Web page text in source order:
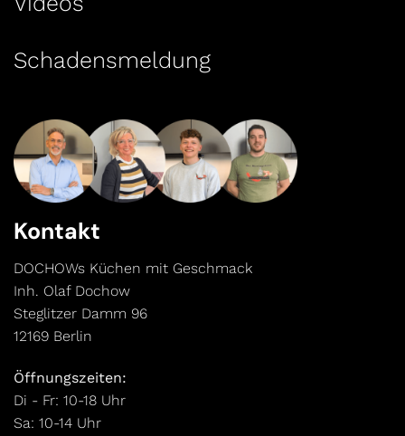
Schadensmeldung
Kontakt
DOCHOWs Küchen mit Geschmack
Inh. Olaf Dochow
Steglitzer Damm 96
12169 Berlin
Öffnungszeiten:
Di - Fr: 10-18 Uhr
Sa: 10-14 Uhr